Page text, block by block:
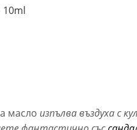
10ml
масло изпълва въздуха с